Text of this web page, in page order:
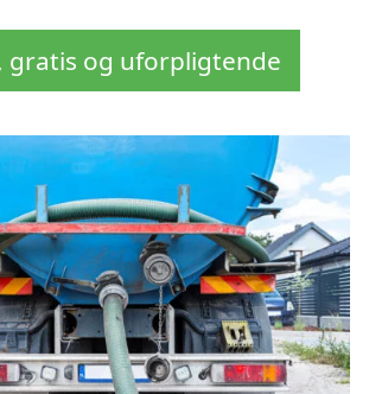
gratis og uforpligtende